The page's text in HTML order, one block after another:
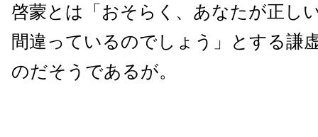
啓蒙とは「おそらく、あなたが正し
間違っているのでしょう」とする謙
のだそうであるが。